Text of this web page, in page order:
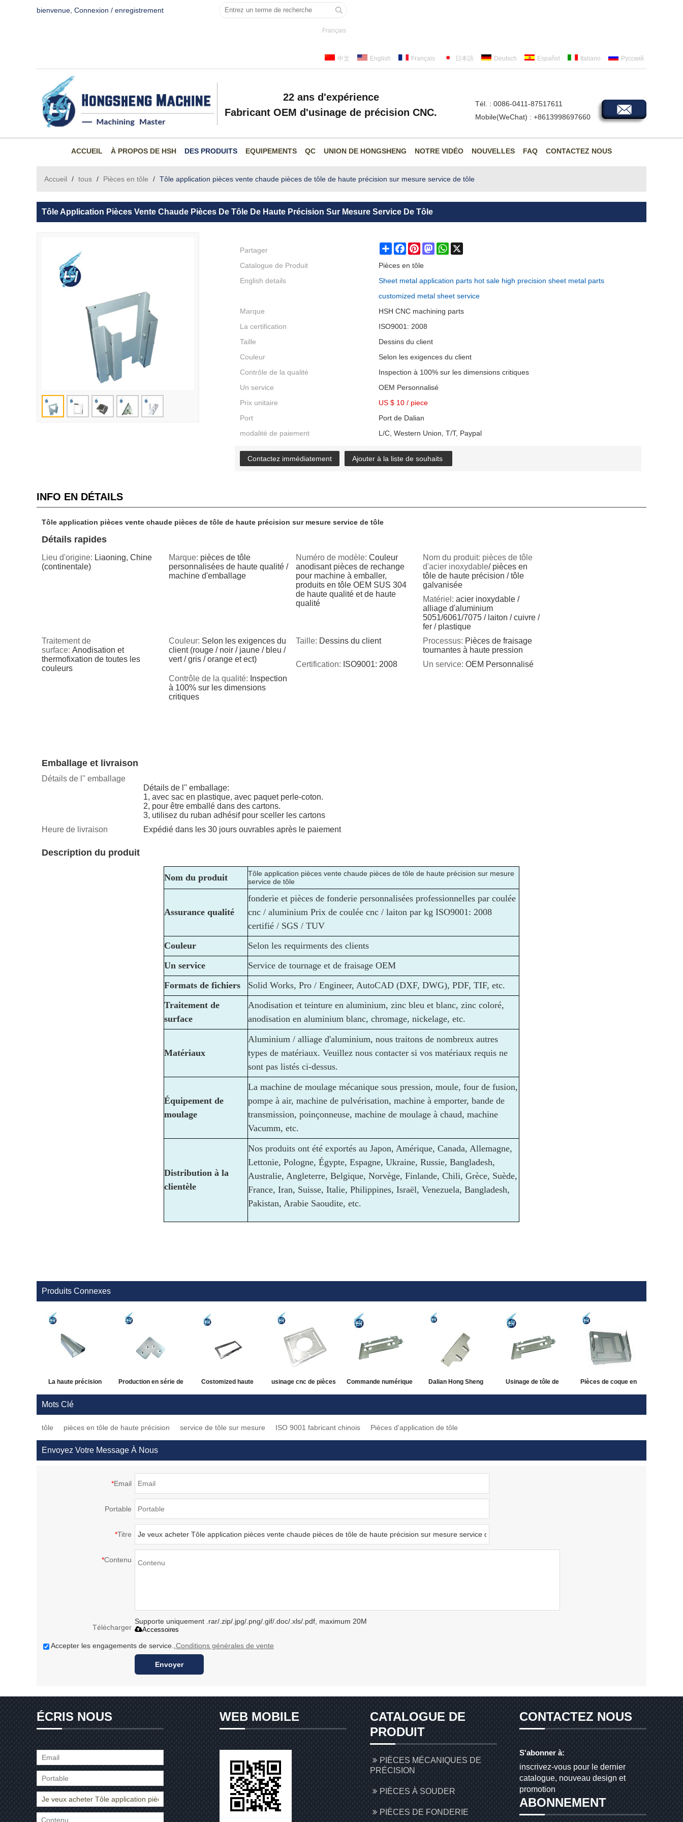
bienvenue, Connexion / enregistrement
Français
中文 English Français 日本語 Deutsch Español Italiano Русский
22 ans d'expérience
Fabricant OEM d'usinage de précision CNC.
Tél. : 0086-0411-87517611
Mobile(WeChat) : +8613998697660
ACCUEIL À PROPOS DE HSH DES PRODUITS EQUIPEMENTS QC UNION DE HONGSHENG NOTRE VIDÉO NOUVELLES FAQ CONTACTEZ NOUS
Accueil / tous / Pièces en tôle / Tôle application pièces vente chaude pièces de tôle de haute précision sur mesure service de tôle
Tôle Application Pièces Vente Chaude Pièces De Tôle De Haute Précision Sur Mesure Service De Tôle
Partager ShareFacebookPinterestMastodonWhatsApp
Catalogue de Produit
Pièces en tôle
English details
Sheet metal application parts hot sale high precision sheet metal parts
customized metal sheet service
Marque
HSH CNC machining parts
La certification
ISO9001: 2008
Taille
Dessins du client
Couleur
Selon les exigences du client
Contrôle de la qualité
Inspection à 100% sur les dimensions critiques
Un service
OEM Personnalisé
Prix unitaire
US $ 10 / piece
Port
Port de Dalian
modalité de paiement
L/C, Western Union, T/T, Paypal
Contactez immédiatement Ajouter à la liste de souhaits
INFO EN DÉTAILS
Tôle application pièces vente chaude pièces de tôle de haute précision sur mesure service de tôle
Détails rapides
Lieu d'origine: Liaoning, Chine
(continentale)
Marque: pièces de tôle
personnalisées de haute qualité /
machine d'emballage
Numéro de modèle: Couleur
anodisant pièces de rechange
pour machine à emballer,
produits en tôle OEM SUS 304
de haute qualité et de haute
qualité
Nom du produit: pièces de tôle
d'acier inoxydable/ pièces en
tôle de haute précision / tôle
galvanisée
Matériel: acier inoxydable /
alliage d'aluminium
5051/6061/7075 / laiton / cuivre /
fer / plastique
Traitement de
surface: Anodisation et
thermofixation de toutes les
couleurs
Couleur: Selon les exigences du
client (rouge / noir / jaune / bleu /
vert / gris / orange et ect)
Taille: Dessins du client Processus: Pièces de fraisage
tournantes à haute pression
Certification: ISO9001: 2008 Un service: OEM Personnalisé
Contrôle de la qualité: Inspection
à 100% sur les dimensions
critiques
Emballage et livraison
Détails de l'' emballage
Détails de l'' emballage:
1, avec sac en plastique, avec paquet perle-coton.
2, pour être emballé dans des cartons.
3, utilisez du ruban adhésif pour sceller les cartons
Heure de livraison
Expédié dans les 30 jours ouvrables après le paiement
Description du produit
Nom du produit
Tôle application pièces vente chaude pièces de tôle de haute précision sur mesure
service de tôle
Assurance qualité
fonderie et pièces de fonderie personnalisées professionnelles par coulée
cnc / aluminium Prix de coulée cnc / laiton par kg ISO9001: 2008
certifié / SGS / TUV
Couleur
Selon les requirments des clients
Un service
Service de tournage et de fraisage OEM
Formats de fichiers
Solid Works, Pro / Engineer, AutoCAD (DXF, DWG), PDF, TIF, etc.
Traitement de
surface
Anodisation et teinture en aluminium, zinc bleu et blanc, zinc coloré,
anodisation en aluminium blanc, chromage, nickelage, etc.
Matériaux
Aluminium / alliage d'aluminium, nous traitons de nombreux autres
types de matériaux. Veuillez nous contacter si vos matériaux requis ne
sont pas listés ci-dessus.
Équipement de
moulage
La machine de moulage mécanique sous pression, moule, four de fusion,
pompe à air, machine de pulvérisation, machine à emporter, bande de
transmission, poinçonneuse, machine de moulage à chaud, machine
Vacumm, etc.
Distribution à la
clientèle
Nos produits ont été exportés au Japon, Amérique, Canada, Allemagne,
Lettonie, Pologne, Égypte, Espagne, Ukraine, Russie, Bangladesh,
Australie, Angleterre, Belgique, Norvège, Finlande, Chili, Grèce, Suède,
France, Iran, Suisse, Italie, Philippines, Israël, Venezuela, Bangladesh,
Pakistan, Arabie Saoudite, etc.
Produits Connexes
La haute précision
couramment tournant
Production en série de
l'usinage de pièces en
Costomized haute
mécanique vente
pièces
usinage cnc de pièces Commande numérique
service OEM usinant
Dalian Hong Sheng
de machine de vente à
Usinage de tôle de Pièces de coque en
Mots Clé
tôle pièces en tôle de haute précision service de tôle sur mesure ISO 9001 fabricant chinois Pièces d'application de tôle
Envoyez Votre Message À Nous
*Email
Portable
*Titre
*Contenu
Télécharger
Supporte uniquement .rar/.zip/.jpg/.png/.gif/.doc/.xls/.pdf, maximum 20M
Accessoires
Accepter les engagements de service., Conditions générales de vente
Envoyer
ÉCRIS NOUS WEB MOBILE
CATALOGUE DE
PRODUIT
PIÈCES MÉCANIQUES DE
PRÉCISION
PIÈCES À SOUDER
PIÈCES DE FONDERIE
CONTACTEZ NOUS
S'abonner à:
inscrivez-vous pour le dernier
catalogue, nouveau design et
promotion
ABONNEMENT